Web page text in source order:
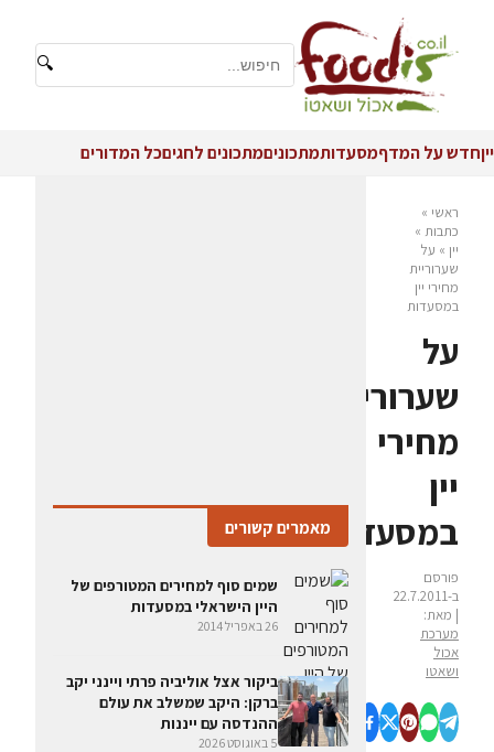
🔍
ייןחדש על המדףמסעדותמתכוניםמתכונים לחגיםכל המדורים
ראשי »
כתבות »
יין » על
שערוריית
מחירי יין
במסעדות
על
שערוריית
מחירי
יין
במסעדות
פורסם
ב-22.7.2011
| מאת:
מערכת
אכול
ושאטו
מאמרים קשורים
שמים סוף למחירים המטורפים של
היין הישראלי במסעדות
26 באפריל 2014
ביקור אצל אוליביה פרתי ויינני יקב
ברקן: היקב שמשלב את עולם
ההנדסה עם ייננות
5 באוגוסט 2026